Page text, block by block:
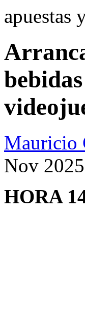
apuestas
Mauricio
Nov 2025
HORA